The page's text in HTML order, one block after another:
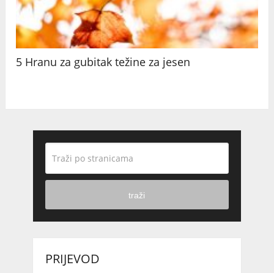
5 Hranu za gubitak težine za jesen
traži
PRIJEVOD